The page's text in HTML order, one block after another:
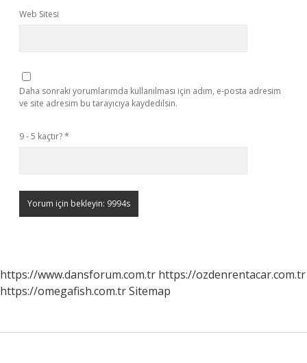
Web Sitesi
Daha sonraki yorumlarımda kullanılması için adım, e-posta adresim
ve site adresim bu tarayıcıya kaydedilsin.
9 - 5 kaçtır?*
https://www.dansforum.com.tr https://ozdenrentacar.com.tr
https://omegafish.com.trSitemap